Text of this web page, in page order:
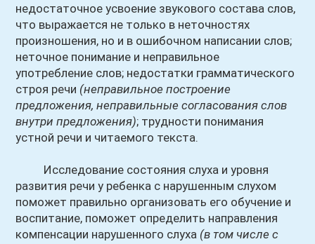
недостаточное усвоение звукового состава слов,
что выражается не только в неточностях
произношения, но и в ошибочном написании слов;
неточное понимание и неправильное
употребление слов; недостатки грамматического
строя речи (неправильное построение
предложения, неправильные согласования слов
внутри предложения); трудности понимания
устной речи и читаемого текста.
Исследование состояния слуха и уровня
развития речи у ребенка с нарушенным слухом
поможет правильно организовать его обучение и
воспитание, поможет определить направления
компенсации нарушенного слуха (в том числе с